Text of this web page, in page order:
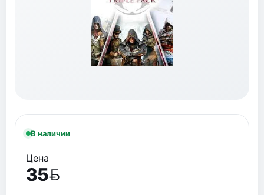
В наличии
Цена
35
BYN